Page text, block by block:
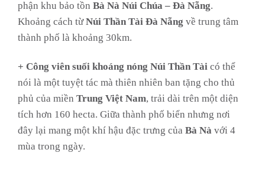
phận khu bảo tồn Bà Nà Núi Chúa – Đà Nẵng.
Khoảng cách từNúi Thần Tài Đà Nẵng về trung tâm
thành phố là khoảng 30km.
+ Công viên suối khoáng nóng Núi Thần Tài có thể
nói là một tuyệt tác mà thiên nhiên ban tặng cho thủ
phủ của miền Trung Việt Nam, trải dài trên một diện
tích hơn 160 hecta. Giữa thành phố biển nhưng nơi
đây lại mang một khí hậu đặc trưng của Bà Nà với 4
mùa trong ngày.